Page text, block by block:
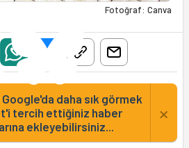
Fotoğraf: Canva
daha sık görmek
tercih ettiğiniz haber
ekleyebilirsiniz...
×